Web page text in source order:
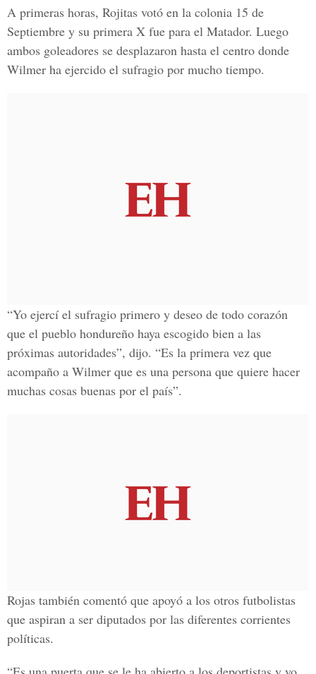
A primeras horas, Rojitas votó en la colonia 15 de
Septiembre y su primera X fue para el Matador. Luego
ambos goleadores se desplazaron hasta el centro donde
Wilmer ha ejercido el sufragio por mucho tiempo.
“Yo ejercí el sufragio primero y deseo de todo corazón
que el pueblo hondureño haya escogido bien a las
próximas autoridades”, dijo. “Es la primera vez que
acompaño a Wilmer que es una persona que quiere hacer
muchas cosas buenas por el país”.
Rojas también comentó que apoyó a los otros futbolistas
que aspiran a ser diputados por las diferentes corrientes
políticas.